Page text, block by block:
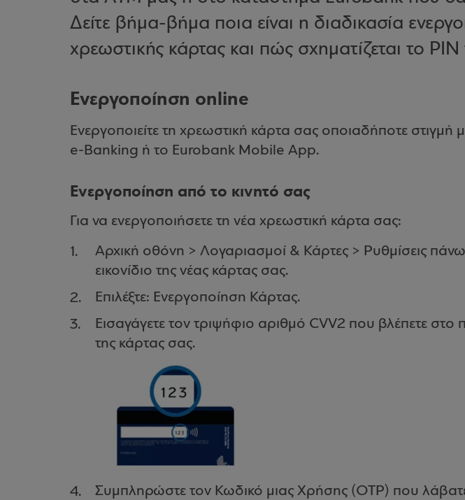
Δείτε βήμα-βήμα ποια είναι η διαδικασία
χρεωστικής κάρτας και πώς σχηματίζεται το PIN
Ενεργοποίηση online
Ενεργοποιείτε τη χρεωστική κάρτα σας οποιαδήποτε στιγμή
e-Banking ή το Eurobank Mobile App.
Ενεργοποίηση από το κινητό σας
Για να ενεργοποιήσετε τη νέα χρεωστική κάρτα σας:
Αρχική οθόνη > Λογαριασμοί & Κάρτες > Ρυθμίσεις
εικονίδιο της νέας κάρτας σας.
Επιλέξτε: Ενεργοποίηση Κάρτας.
Εισαγάγετε τον τριψήφιο αριθμό CVV2 που βλέπετε στο
της κάρτας σας.
Συμπληρώστε τον Κωδικό μιας Χρήσης (OTP) που